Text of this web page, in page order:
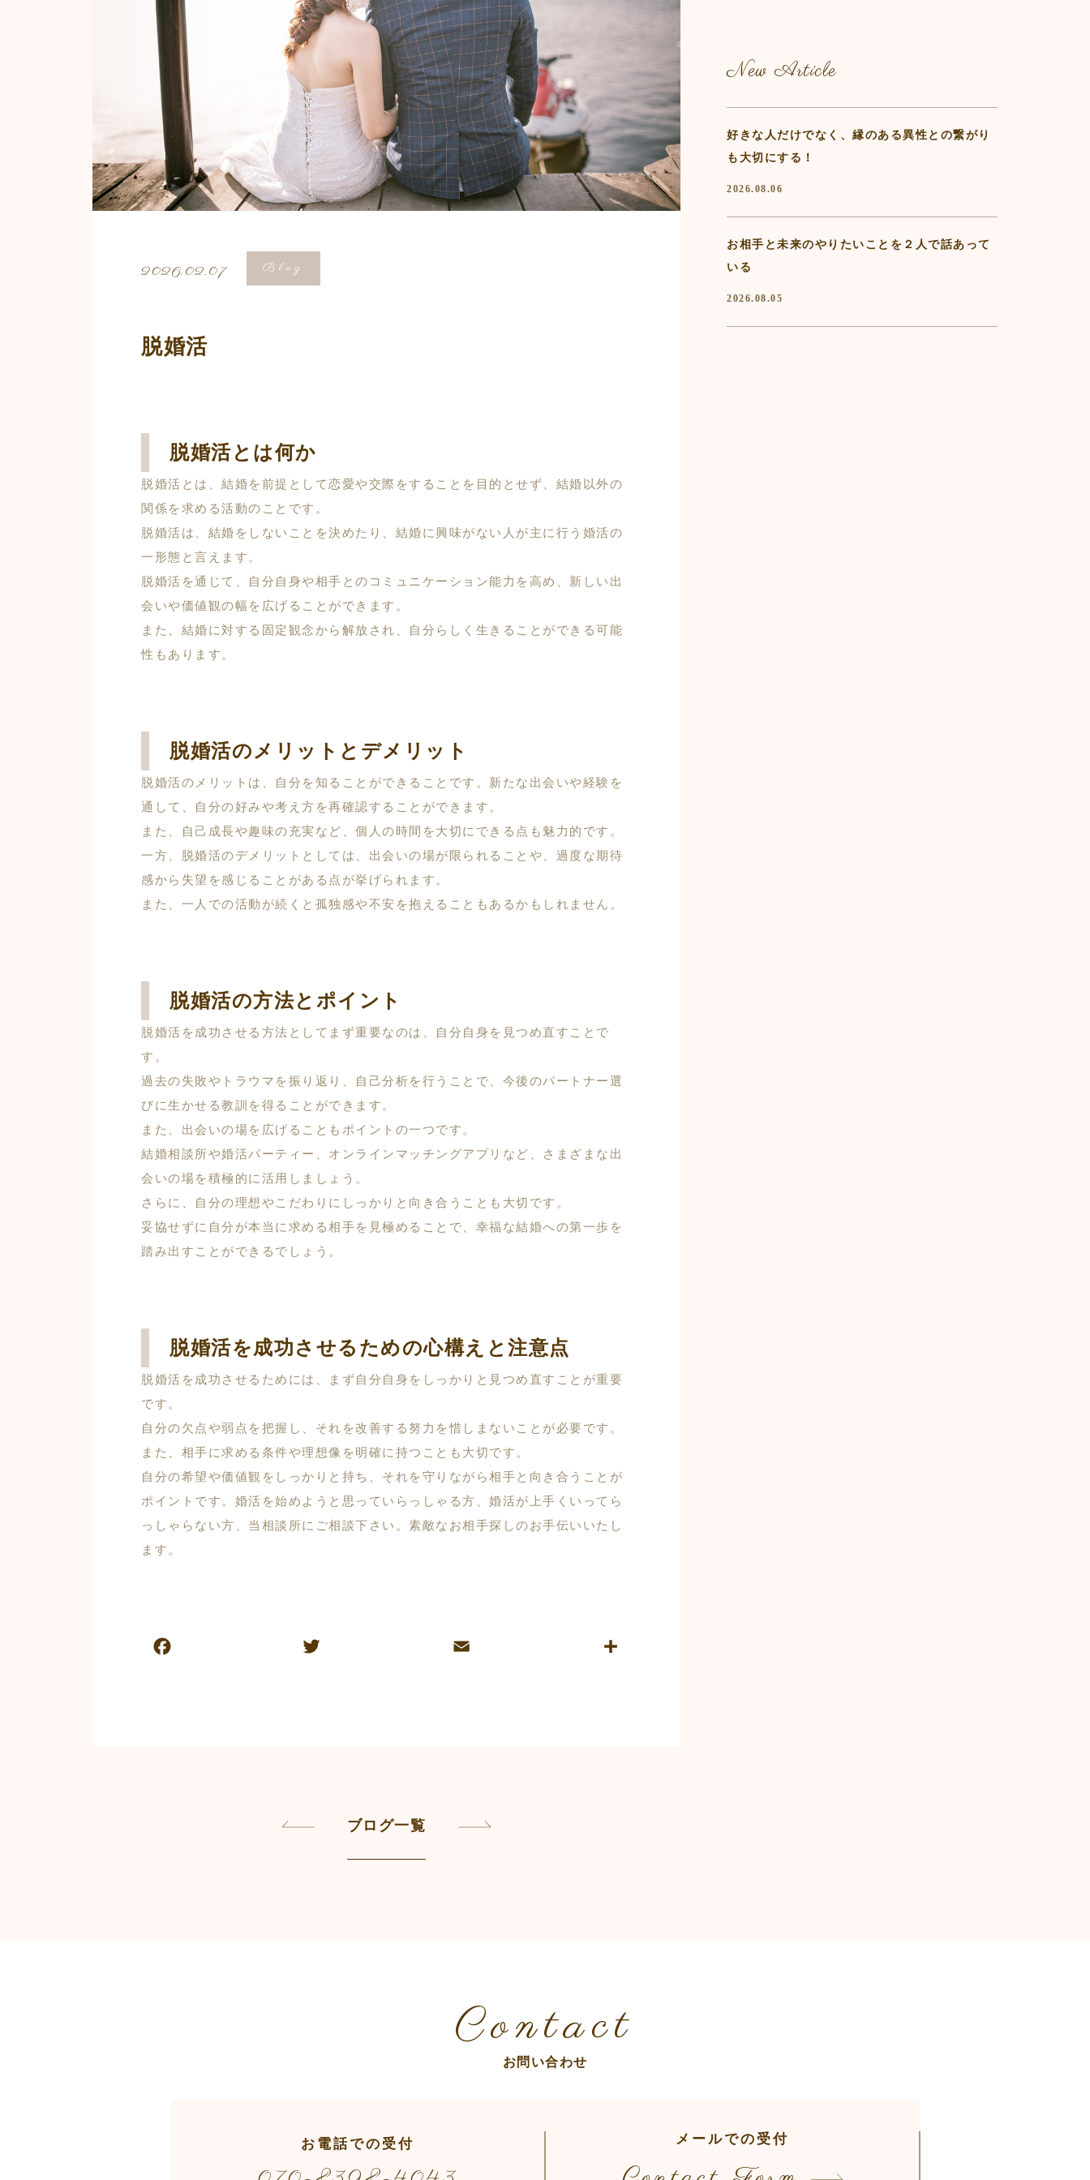
2026.02.07 Blog
脱婚活
脱婚活とは何か
脱婚活とは、結婚を前提として恋愛や交際をすることを目的とせず、結婚以外の
関係を求める活動のことです。
脱婚活は、結婚をしないことを決めたり、結婚に興味がない人が主に行う婚活の
一形態と言えます。
脱婚活を通じて、自分自身や相手とのコミュニケーション能力を高め、新しい出
会いや価値観の幅を広げることができます。
また、結婚に対する固定観念から解放され、自分らしく生きることができる可能
性もあります。
脱婚活のメリットとデメリット
脱婚活のメリットは、自分を知ることができることです。新たな出会いや経験を
通して、自分の好みや考え方を再確認することができます。
また、自己成長や趣味の充実など、個人の時間を大切にできる点も魅力的です。
一方、脱婚活のデメリットとしては、出会いの場が限られることや、過度な期待
感から失望を感じることがある点が挙げられます。
また、一人での活動が続くと孤独感や不安を抱えることもあるかもしれません。
脱婚活の方法とポイント
脱婚活を成功させる方法としてまず重要なのは、自分自身を見つめ直すことで
す。
過去の失敗やトラウマを振り返り、自己分析を行うことで、今後のパートナー選
びに生かせる教訓を得ることができます。
また、出会いの場を広げることもポイントの一つです。
結婚相談所や婚活パーティー、オンラインマッチングアプリなど、さまざまな出
会いの場を積極的に活用しましょう。
さらに、自分の理想やこだわりにしっかりと向き合うことも大切です。
妥協せずに自分が本当に求める相手を見極めることで、幸福な結婚への第一歩を
踏み出すことができるでしょう。
脱婚活を成功させるための心構えと注意点
脱婚活を成功させるためには、まず自分自身をしっかりと見つめ直すことが重要
です。
自分の欠点や弱点を把握し、それを改善する努力を惜しまないことが必要です。
また、相手に求める条件や理想像を明確に持つことも大切です。
自分の希望や価値観をしっかりと持ち、それを守りながら相手と向き合うことが
ポイントです。婚活を始めようと思っていらっしゃる方、婚活が上手くいってら
っしゃらない方、当相談所にご相談下さい。素敵なお相手探しのお手伝いいたし
ます。
ブログ一覧
New Article
好きな人だけでなく、縁のある異性との繋がり
も大切にする！
2026.08.06
お相手と未来のやりたいことを２人で話あって
いる
2026.08.05
Contact
お問い合わせ
お電話での受付 メールでの受付